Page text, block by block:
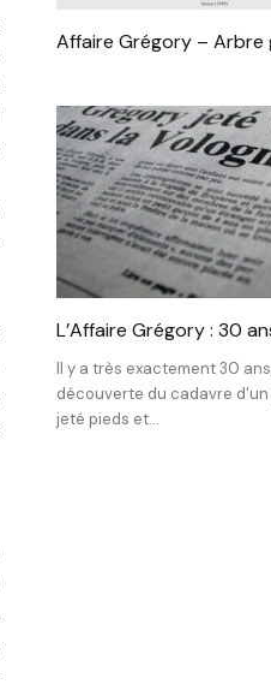
Affaire Grégory – Arbre
L’Affaire Grégory : 30
Il y a très exactement 30
découverte du cadavre
jeté pieds et...